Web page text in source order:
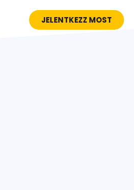
JELENTKEZZ MOST